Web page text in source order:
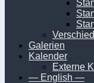
Galerien
Kalender
Externe
— English —